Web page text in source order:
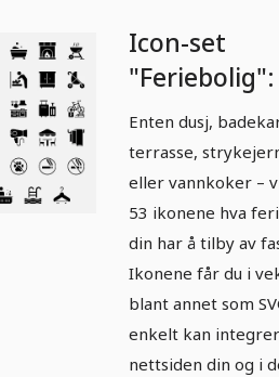
Icon-set
(fullskala)
Enten dusj,
terrasse,
eller vannkoker –
53 ikonene hva
din har å tilby av
Ikonene får du i
blant annet som
enkelt kan
nettsiden din og i